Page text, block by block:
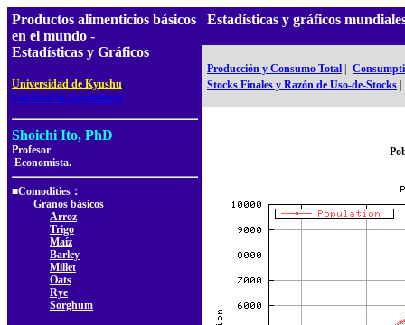
Productos alimenticios básicos
en el mundo -
Estadísticas y Gráficos
Universidad de Kyushu,
Facultad de Agricultura
Shoichi Ito, PhD
Profesor
Economista.
■Comodities：
Granos básicos
Arroz
Trigo
Maíz
Barley
Millet
Oats
Rye
Sorghum
Estadísticas y gráficos
Producción y Consumo Total
Stocks Finales y Razón de Uso-de-Stocks